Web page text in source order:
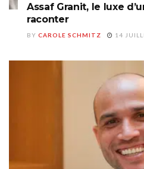
Assaf Granit, le luxe
raconter
BY CAROLE SCHMITZ 14